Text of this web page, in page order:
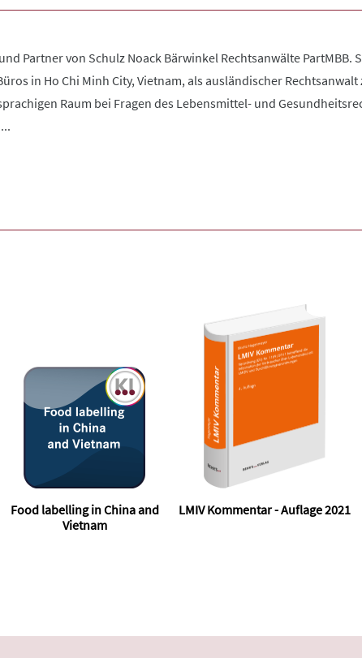
Partner von Schulz Noack Bärwinkel Rechtsanwälte PartMBB.
in Ho Chi Minh City, Vietnam, als ausländischer
Raum bei Fragen des Lebensmittel- und
Food labelling in China and
Vietnam
LMIV Kommentar - Auflage 2021